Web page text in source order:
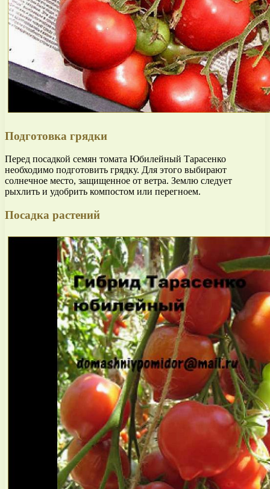
Подготовка грядки
Перед посадкой семян томата Юбилейный Тарасенко
необходимо подготовить грядку. Для этого выбирают
солнечное место, защищенное от ветра. Землю следует
рыхлить и удобрить компостом или перегноем.
Посадка растений